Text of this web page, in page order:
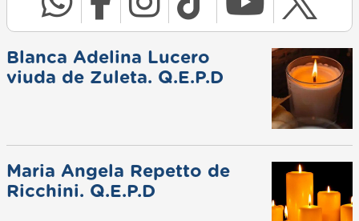
Blanca Adelina Lucero
viuda de Zuleta. Q.E.P.D
Maria Angela Repetto de
Ricchini. Q.E.P.D